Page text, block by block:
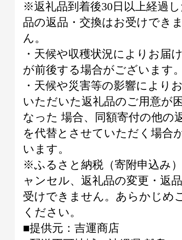
※返礼品到着後30日以上経過
品の返品・交換はお受けでき
ん。
・天候や収穫状況によりお届
が前後する場合がございます。
・天候や災害等の影響により
いただいた返礼品のご用意が
なった 場合、同額寄付の他の
を代替とさせていただく場合
います。
※ふるさと納税（寄附申込み
ャンセル、返礼品の変更・返
受けできません。あらかじめ
ください。
■提供元：吉運商店